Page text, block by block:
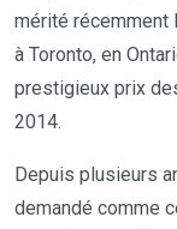
mérité récemment
à Toronto, en
prestigieux prix
2014.
Depuis plusieurs
demandé comme